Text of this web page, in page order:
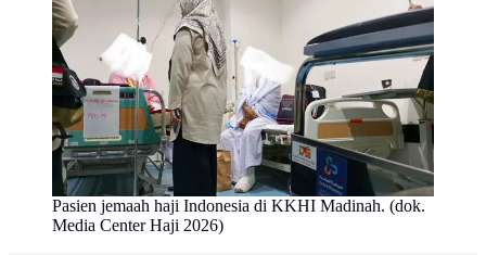
Pasien jemaah haji Indonesia di KKHI Madinah. (dok.
Media Center Haji 2026)